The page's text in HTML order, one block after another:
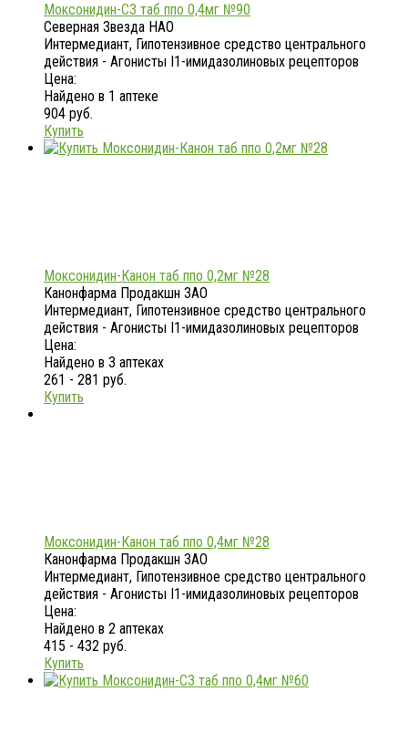
Моксонидин-СЗ таб ппо 0,4мг №90
Северная Звезда НАО
Интермедиант, Гипотензивное средство центрального
действия - Агонисты I1-имидазолиновых рецепторов
Цена:
Найдено в 1 аптеке
904 руб.
Купить
Моксонидин-Канон таб ппо 0,2мг №28
Канонфарма Продакшн ЗАО
Интермедиант, Гипотензивное средство центрального
действия - Агонисты I1-имидазолиновых рецепторов
Цена:
Найдено в 3 аптеках
261 - 281 руб.
Купить
Моксонидин-Канон таб ппо 0,4мг №28
Канонфарма Продакшн ЗАО
Интермедиант, Гипотензивное средство центрального
действия - Агонисты I1-имидазолиновых рецепторов
Цена:
Найдено в 2 аптеках
415 - 432 руб.
Купить